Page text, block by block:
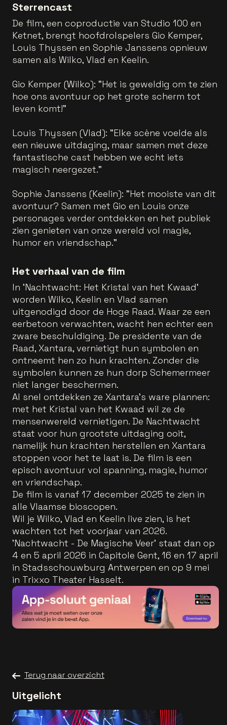
Sterrencast
De film, een coproductie van Studio 100 en
Ketnet, brengt hoofdrolspelers Gio Kemper,
Louis Thyssen en Sophie Janssens opnieuw
samen als Wilko, Vlad en Keelin.
Gio Kemper (Wilko): "Het is geweldig om te zien
hoe ons avontuur op het grote scherm tot
leven komt!”
Louis Thyssen (Vlad): "Elke scène voelde als
een nieuwe uitdaging, maar samen met deze
fantastische cast hebben we echt iets
magisch neergezet."
Sophie Janssens (Keelin): "Het mooiste van dit
avontuur? Samen met Gio en Louis onze
personages verder ontdekken en het publiek
zien genieten van onze wereld vol magie,
humor en vriendschap."
Het verhaal van de film
In 'Nachtwacht: Het Kristal van het Kwaad'
worden Wilko, Keelin en Vlad samen
uitgenodigd door de Hoge Raad. Waar ze een
eerbetoon verwachten, wacht hen echter een
zware beschuldiging. De presidente van de
Raad, Xantara, vernietigt hun symbolen en
ontneemt hen zo hun krachten. Zonder die
symbolen kunnen ze hun dorp Schemermeer
niet langer beschermen.
Al snel ontdekken ze Xantara’s ware plannen:
met het Kristal van het Kwaad wil ze de
mensenwereld vernietigen. De Nachtwacht
staat voor hun grootste uitdaging ooit,
namelijk hun krachten herstellen en Xantara
stoppen voor het te laat is. De film is een
episch avontuur vol spanning, magie, humor
en vriendschap.
De film is vanaf 17 december 2025 te zien in
alle Vlaamse bioscopen.
Wil je Wilko, Vlad en Keelin live zien, is het
wachten tot het voorjaar van 2026.
'Nachtwacht - De Magische Veer' staat dan op
4 en 5 april 2026 in Capitole Gent, 16 en 17 april
in Stadsschouwburg Antwerpen en op 9 mei
in Trixxo Theater Hasselt.
Terug naar overzicht
Uitgelicht